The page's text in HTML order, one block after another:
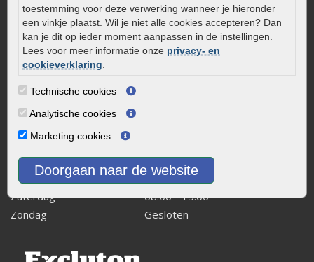
toestemming voor deze verwerking wanneer je hieronder
een vinkje plaatst. Wil je niet alle cookies accepteren? Dan
kan je dit op ieder moment aanpassen in de instellingen.
Lees voor meer informatie onze privacy- en
cookieverklaring
Technische cookies
Analytische cookies
Marketing cookies
Doorgaan naar de website
Kaapstanderweg 41
8243 RB Lelystad
info@onlinetuinwarenhuis.nl
Routebeschrijving
Openingstijden
Maandag
Dinsdag
Woensdag
Donderdag
08:00 - 17:00
Vrijdag
08:00 - 17:00
Zaterdag
08:00 - 15.00
Zondag
Gesloten